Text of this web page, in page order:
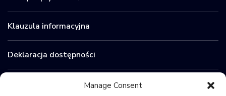
Manage Consent
Klauzula informacyjna
Deklaracja dostępności
Zamówienia publiczne